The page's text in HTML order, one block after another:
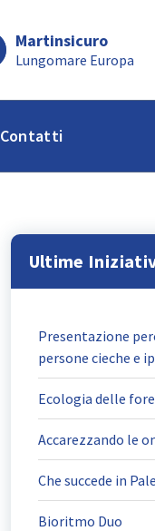
Martinsicuro
Lungomare Europa
Contatti
Ultime
Presentazione
persone cieche e
Ecologia delle
Accarezzando le
Che succede in
Bioritmo Duo